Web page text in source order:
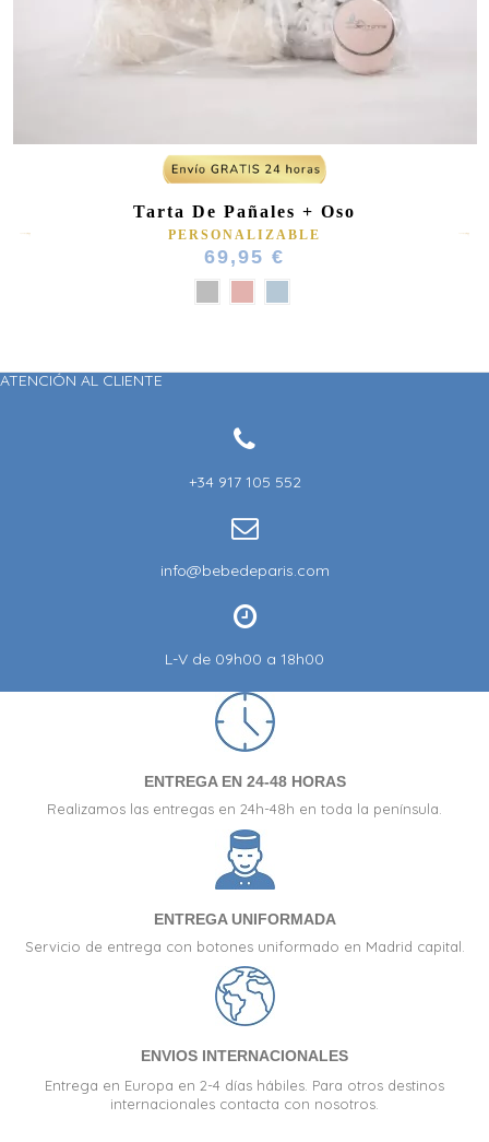
Tarta De Pañales + Oso
PERSONALIZABLE
69,95 €
ATENCIÓN AL CLIENTE
+34 917 105 552
info@bebedeparis.com
L-V de 09h00 a 18h00
ENTREGA EN 24-48 HORAS
Realizamos las entregas en 24h-48h en toda la península.
ENTREGA UNIFORMADA
Servicio de entrega con botones uniformado en Madrid capital.
ENVIOS INTERNACIONALES
Entrega en Europa en 2-4 días hábiles. Para otros destinos
internacionales contacta con nosotros.